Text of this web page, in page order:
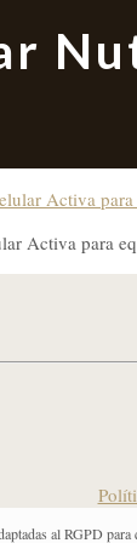
Activa para
al RGPD